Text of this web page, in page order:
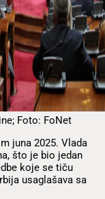
Foto: FoNet
juna 2025. Vlada
što je bio jedan
koje se tiču
usaglašava sa